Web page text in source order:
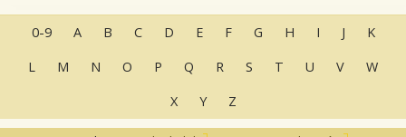
0-9 A B C D E F G H I J
K
L
M N O P Q R S T U V
W
X
Y Z